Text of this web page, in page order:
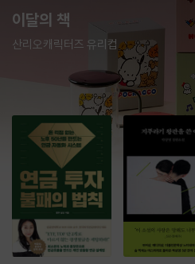
이달의 책
산리오캐릭터즈 유리컵